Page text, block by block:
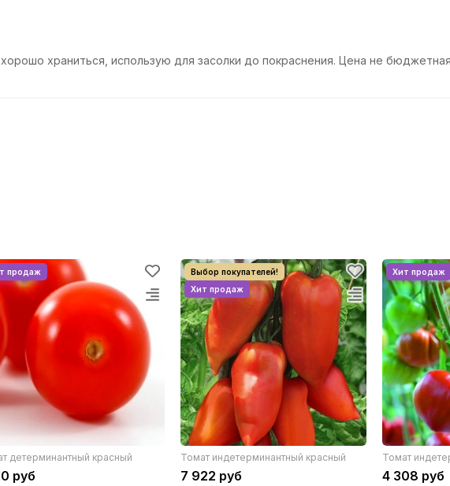
храниться, использую для засолки до покраснения. Цена не
детерминантный красный
руб
Томат индетерминантный красный
7 922 руб
Томат
4 308 руб